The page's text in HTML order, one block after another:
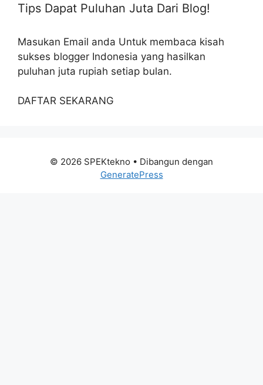
Tips Dapat Puluhan Juta Dari Blog!
Masukan Email anda Untuk membaca kisah
sukses blogger Indonesia yang hasilkan
puluhan juta rupiah setiap bulan.
DAFTAR SEKARANG
© 2026 SPEKtekno • Dibangun dengan
GeneratePress